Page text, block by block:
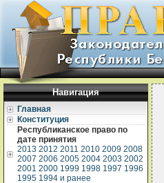
Навигация
Главная
Конституция
Республиканское право по
дате принятия
2013 2012 2011 2010 2009 2008
2007 2006 2005 2004 2003 2002
2001 2000 1999 1998 1997 1996
1995 1994 и ранее